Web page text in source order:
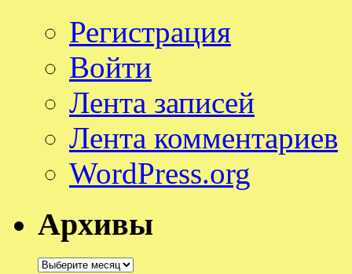
Регистрация
Войти
Лента записей
Лента комментариев
WordPress.org
Архивы
Архивы